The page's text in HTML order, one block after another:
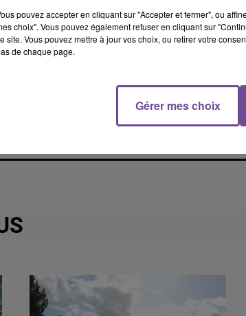
pouvez accepter en cliquant sur "Accepter et fermer", ou
choix". Vous pouvez également refuser en cliquant sur
site. Vous pouvez mettre à jour vos choix, ou retirer votre
de chaque page.
Gérer mes choix